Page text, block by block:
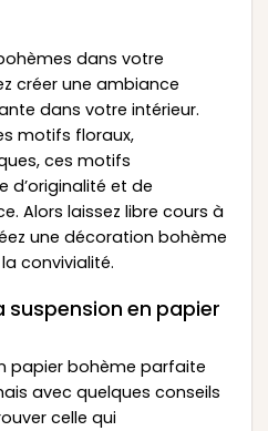
dans votre
créer une ambiance
dans votre intérieur.
motifs floraux,
ces motifs
d’originalité et de
Alors laissez libre cours à
une décoration bohème
convivialité.
suspension en papier
papier bohème parfaite
avec quelques conseils
celle qui